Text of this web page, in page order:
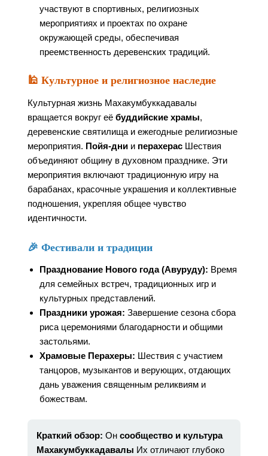
участвуют в спортивных, религиозных
мероприятиях и проектах по охране
окружающей среды, обеспечивая
преемственность деревенских традиций.
🕌 Культурное и религиозное наследие
Культурная жизнь Махакумбуккадавалы
вращается вокруг её буддийские храмы,
деревенские святилища и ежегодные религиозные
мероприятия. Пойя-дни и перахерас Шествия
объединяют общину в духовном празднике. Эти
мероприятия включают традиционную игру на
барабанах, красочные украшения и коллективные
подношения, укрепляя общее чувство
идентичности.
🎉 Фестивали и традиции
Празднование Нового года (Авуруду): Время
для семейных встреч, традиционных игр и
культурных представлений.
Праздники урожая: Завершение сезона сбора
риса церемониями благодарности и общими
застольями.
Храмовые Перахеры: Шествия с участием
танцоров, музыкантов и верующих, отдающих
дань уважения священным реликвиям и
божествам.
Краткий обзор: Он сообщество и культура
Махакумбуккадавалы Их отличают глубоко